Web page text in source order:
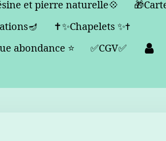
et pierre naturelle💠
✝️✨Chapelets ✨✝️
abondance ⭐️
✅CGV✅